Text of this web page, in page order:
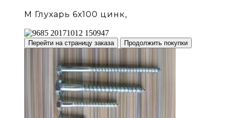
М Глухарь 6х100 цинк,
Перейти на страницу заказа Продолжить покупки